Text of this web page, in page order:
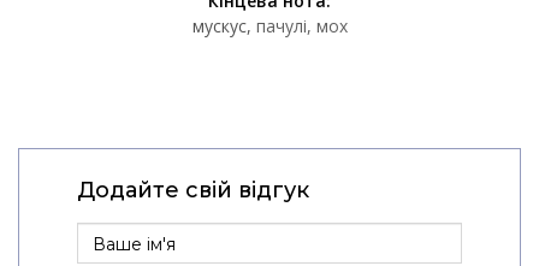
мускус пачулі мох
Додайте свій відгук